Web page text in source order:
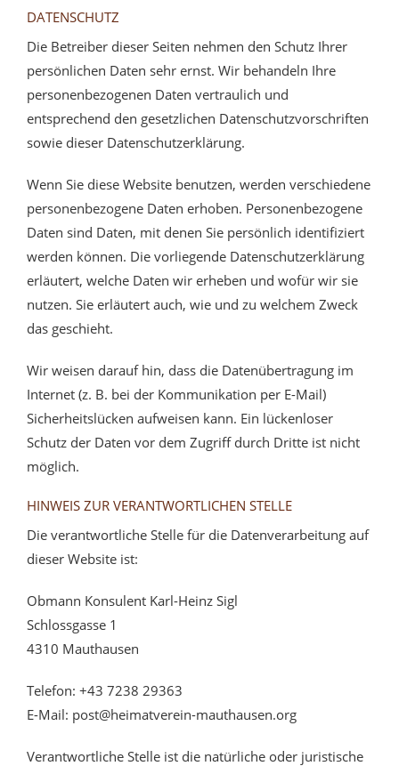
DATENSCHUTZ
Die Betreiber dieser Seiten nehmen den Schutz Ihrer
persönlichen Daten sehr ernst. Wir behandeln Ihre
personenbezogenen Daten vertraulich und
entsprechend den gesetzlichen Datenschutzvorschriften
sowie dieser Datenschutzerklärung.
Wenn Sie diese Website benutzen, werden verschiedene
personenbezogene Daten erhoben. Personenbezogene
Daten sind Daten, mit denen Sie persönlich identifiziert
werden können. Die vorliegende Datenschutzerklärung
erläutert, welche Daten wir erheben und wofür wir sie
nutzen. Sie erläutert auch, wie und zu welchem Zweck
das geschieht.
Wir weisen darauf hin, dass die Datenübertragung im
Internet (z. B. bei der Kommunikation per E-Mail)
Sicherheitslücken aufweisen kann. Ein lückenloser
Schutz der Daten vor dem Zugriff durch Dritte ist nicht
möglich.
HINWEIS ZUR VERANTWORTLICHEN STELLE
Die verantwortliche Stelle für die Datenverarbeitung auf
dieser Website ist:
Obmann Konsulent Karl-Heinz Sigl
Schlossgasse 1
4310 Mauthausen
Telefon: +43 7238 29363
E-Mail: post@heimatverein-mauthausen.org
Verantwortliche Stelle ist die natürliche oder juristische